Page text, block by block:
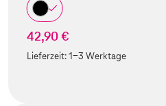
42,90 €
Lieferzeit:1-3 Werktage